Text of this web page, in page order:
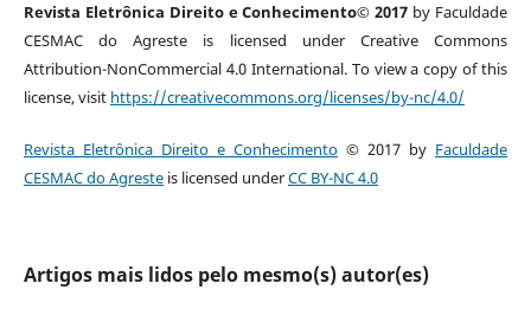
Revista Eletrônica Direito e Conhecimento© 2017 by Faculdade
CESMAC do Agreste is licensed under Creative Commons
Attribution-NonCommercial 4.0 International. To view a copy of this
license, visit https://creativecommons.org/licenses/by-nc/4.0/
Revista Eletrônica Direito e Conhecimento © 2017 by Faculdade
CESMAC do Agresteis licensed underCC BY-NC 4.0
Artigos mais lidos pelo mesmo(s) autor(es)